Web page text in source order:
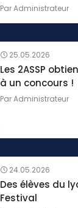
ParAdministrateur
25.05.2026
Les 2ASSP
à un concours !
ParAdministrateur
24.05.2026
Des élèves du
Festival